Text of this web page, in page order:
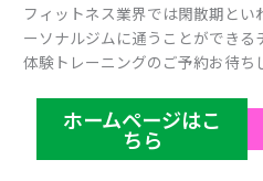
フィットネス業界では閑散期と
ーソナルジムに通うことができる
体験トレーニングのご予約お待ち
ホームページはこ
ちら